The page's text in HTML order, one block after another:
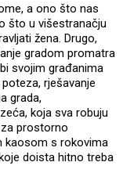
a ono što nas
što u višestranačju
žena. Drugo,
gradom promatra
svojim građanima
rješavanje
grada,
koja sva robuju
prostorno
kaosom s rokovima
doista hitno treba